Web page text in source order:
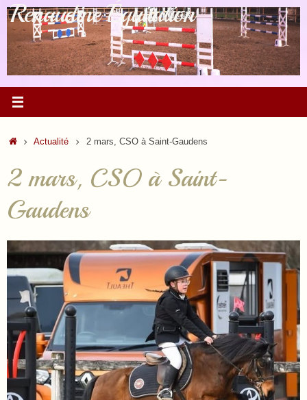
Passer
au
contenu
Renaudine Équitation
Accueil
Actualité 2 mars, CSO à Saint-Gaudens
2 mars, CSO à Saint-
Gaudens